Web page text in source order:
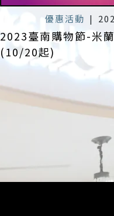
優惠活動 |
2023臺南購物節-米
(10/20起)